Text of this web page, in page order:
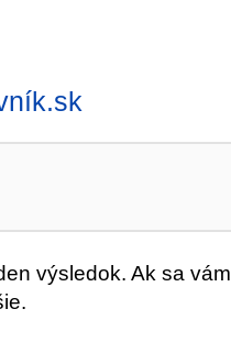
výsledok. Ak sa vám